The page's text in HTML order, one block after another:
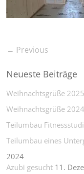
← Previous
Neueste Beiträge
Weihnachtsgrüße 2025
Weihnachtsgrüße 2024
Teilumbau
Teilumbau eines
2024
Azubi gesucht 11.